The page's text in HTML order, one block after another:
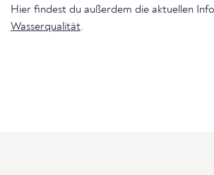
Hier findest du außerdem die aktuellen
Wasserqualität.